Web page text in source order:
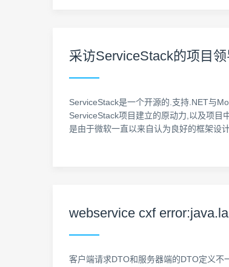
采访ServiceStack的项目
ServiceStack是一个开源的.支持.NET与
ServiceStack项目建立的原动力,以及项目
是由于微软一直以来自认为良好的框架设
webservice cxf
客户端请求DTO和服务器端的DTO定义